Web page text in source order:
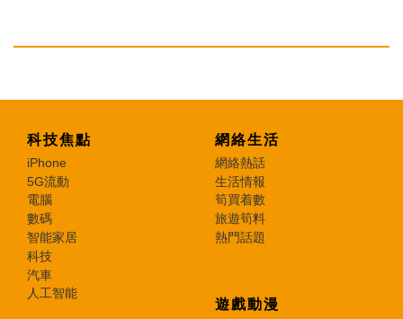
科技焦點
iPhone
5G流動
電腦
數碼
智能家居
科技
汽車
人工智能
網絡生活
網絡熱話
生活情報
筍買着數
旅遊筍料
熱門話題
遊戲動漫